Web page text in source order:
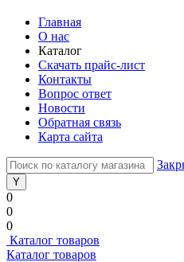
Главная
О нас
Каталог
Скачать прайс-лист
Контакты
Вопрос ответ
Новости
Обратная связь
Карта сайта
0
0
0
Каталог товаров
Каталог товаров